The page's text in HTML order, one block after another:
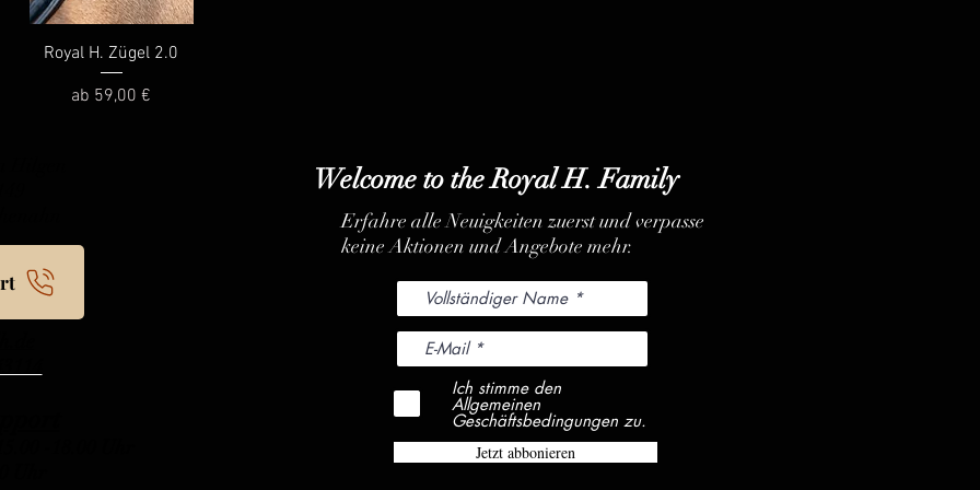
Schnellansicht
Royal H. Zügel 2.0
ab 59,00 €
Sale-Preis
Welcome to the Royal H. Family
Erfahre alle Neuigkeiten zuerst und verpasse
keine Aktionen und Angebote mehr.
Ich stimme den
Allgemeinen
Geschäftsbedingungen zu.
Jetzt abbonieren